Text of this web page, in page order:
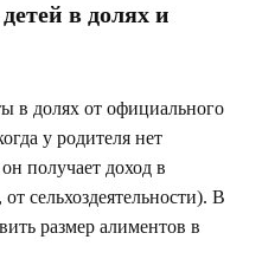
в долях и
в долях от официального
у родителя нет
получает доход в
сельхоздеятельности). В
размер алиментов в